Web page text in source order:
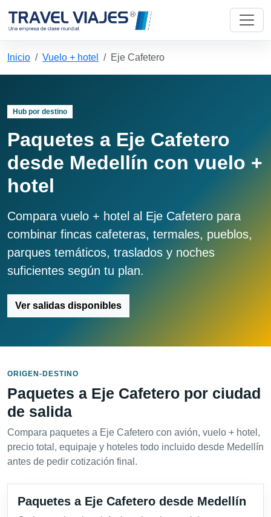
Inicio Vuelo + hotel Eje Cafetero
Hub por destino
Paquetes a Eje Cafetero
desde Medellín con vuelo +
hotel
Compara vuelo + hotel al Eje Cafetero para
combinar fincas cafeteras, termales, pueblos,
parques temáticos, traslados y noches
suficientes según tu plan.
Ver salidas disponibles
ORIGEN-DESTINO
Paquetes a Eje Cafetero por ciudad
de salida
Compara paquetes a Eje Cafetero con avión, vuelo + hotel,
precio total, equipaje y hoteles todo incluido desde Medellín
antes de pedir cotización final.
Paquetes a Eje Cafetero desde Medellín